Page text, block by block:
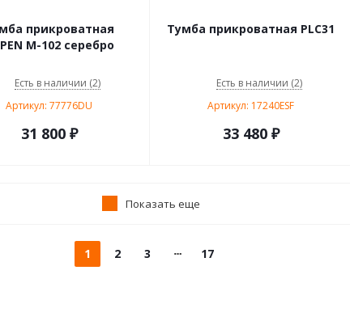
прикроватная
М-102 серебро
Есть в наличии (2)
Артикул: 77776DU
31 800₽
Тумба прикроватная PLC31
Есть в наличии (2)
Артикул: 17240ESF
33 480₽
Показать еще
1 2 3 17